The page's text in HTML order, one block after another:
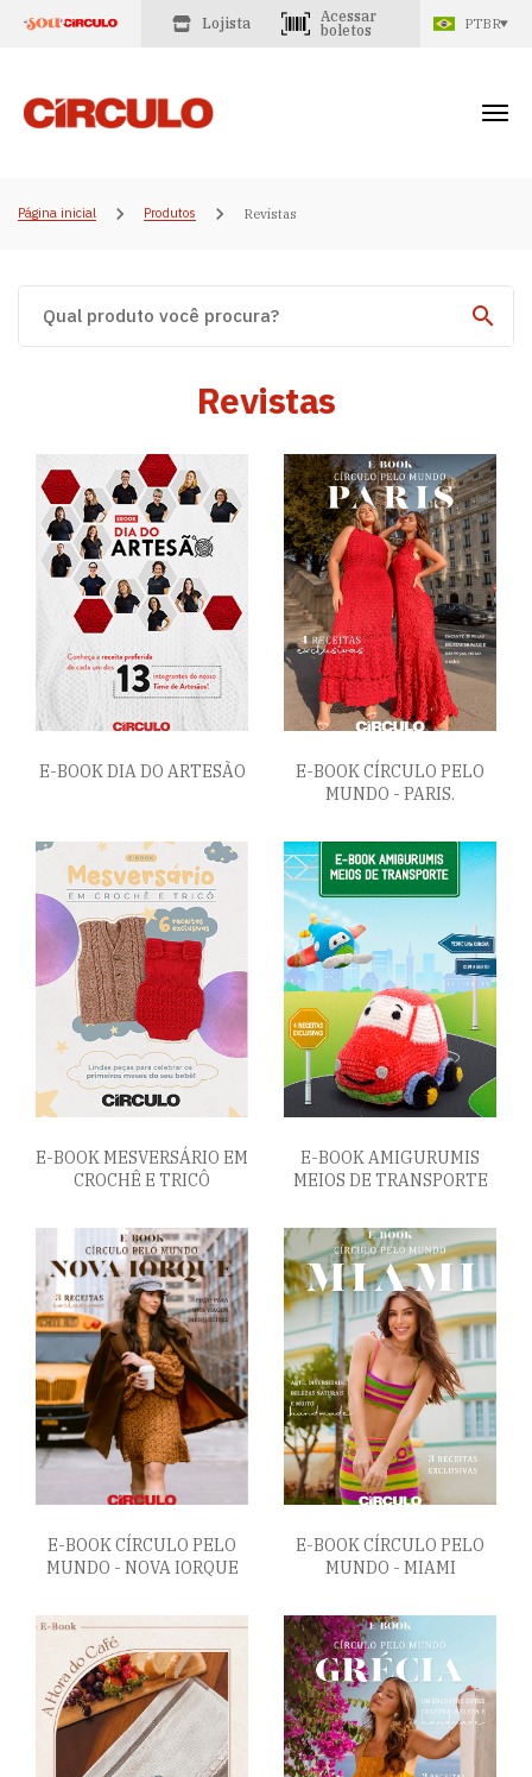
Lojista
Acessar
boletos
PTBR
Página inicial Produtos Revistas
Revistas
E-BOOK DIA DO ARTESÃO
E-BOOK CÍRCULO PELO
MUNDO - PARIS.
E-BOOK MESVERSÁRIO EM
CROCHÊ E TRICÔ
E-BOOK AMIGURUMIS
MEIOS DE TRANSPORTE
E-BOOK CÍRCULO PELO
MUNDO - NOVA IORQUE
E-BOOK CÍRCULO PELO
MUNDO - MIAMI